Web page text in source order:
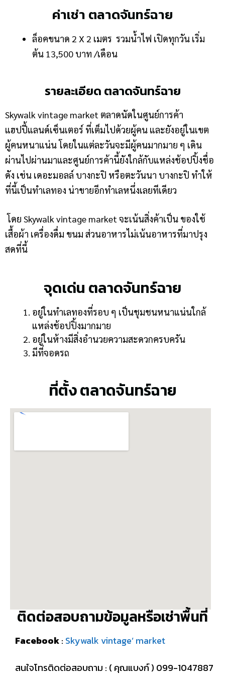
ค่าเช่า ตลาดจันทร์ฉาย
ล็อคขนาด 2 X 2 เมตร รวมน้ำไฟ เปิดทุกวัน เริ่ม
ต้น 13,500 บาท /เดือน
รายละเอียด ตลาดจันทร์ฉาย
Skywalk vintage market ตลาดนัดในศูนย์การค้า
แฮปปี้แลนด์เซ็นเตอร์ ที่เต็มไปด้วยผู้คน และยังอยู่ในเขต
ผู้คนหนาแน่น โดยในแต่ละวันจะมีผู้คนมากมาย ๆ เดิน
ผ่านไปผ่านมาและศูนย์การค้านี้ยังใกล้กับแหล่งช้อปปิ้งชื่อ
ดัง เช่น เดอะมอลล์ บางกะปิ หรือตะวันนา บางกะปิ ทำให้
ที่นี้เป็นทำเลทอง น่าขายอีกทำเลหนึ่งเลยทีเดียว
โดย Skywalk vintage market จะเน้นสิ่งค้าเป็น ของใช้
เสื้อผ้า เครื่องดื่ม ขนม ส่วนอาหารไม่เน้นอาหารที่มาปรุง
สดที่นี้
จุดเด่น ตลาดจันทร์ฉาย
อยู่ในทำเลทองที่รอบ ๆ เป็นชุมชนหนาแน่นใกล้
แหล่งช้อปปิ้งมากมาย
อยู่ในห้างมีสิ่งอำนวยความสะดวกครบครัน
มีที่จอดรถ
ที่ตั้ง ตลาดจันทร์ฉาย
ติดต่อสอบถามข้อมูลหรือเช่าพื้นที่
Facebook: Skywalk vintage’ market
สนใจโทรติดต่อสอบถาม : ( คุณแบงก์ ) 099-1047887